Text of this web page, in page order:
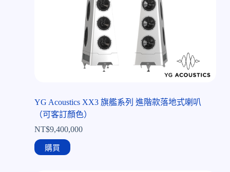
YG Acoustics XX3 旗艦系列 進階款落地式喇叭
（可客訂顏色）
NT$9,400,000
購買